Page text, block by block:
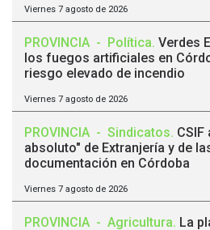
Viernes 7 agosto de 2026
PROVINCIA - Política. Verdes
los fuegos artificiales en
riesgo elevado de incendio
Viernes 7 agosto de 2026
PROVINCIA - Sindicatos.
absoluto" de Extranjería y de
documentación en Córdoba
Viernes 7 agosto de 2026
PROVINCIA - Agricultura. La